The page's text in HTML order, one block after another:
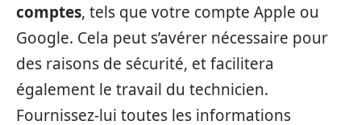
comptes, tels que votre compte Apple ou
Google. Cela peut s’avérer nécessaire pour
des raisons de sécurité, et facilitera
également le travail du technicien.
Fournissez-lui toutes les informations